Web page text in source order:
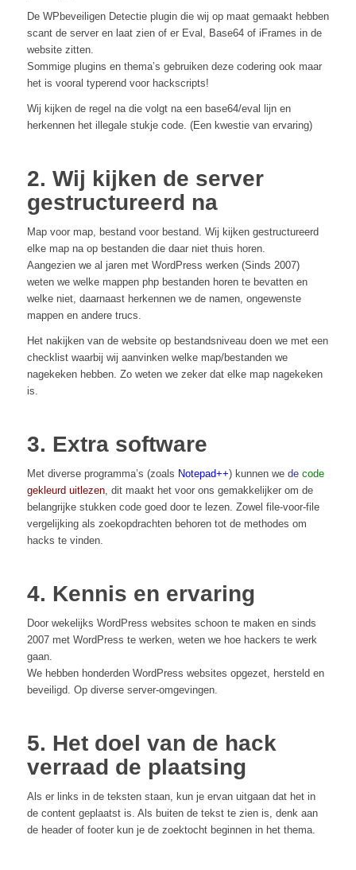
De WPbeveiligen Detectie plugin die wij op maat gemaakt hebben
scant de server en laat zien of er Eval, Base64 of iFrames in de
website zitten.
Sommige plugins en thema’s gebruiken deze codering ook maar
het is vooral typerend voor hackscripts!
Wij kijken de regel na die volgt na een base64/eval lijn en
herkennen het illegale stukje code. (Een kwestie van ervaring)
2. Wij kijken de server
gestructureerd na
Map voor map, bestand voor bestand. Wij kijken gestructureerd
elke map na op bestanden die daar niet thuis horen.
Aangezien we al jaren met WordPress werken (Sinds 2007)
weten we welke mappen php bestanden horen te bevatten en
welke niet, daarnaast herkennen we de namen, ongewenste
mappen en andere trucs.
Het nakijken van de website op bestandsniveau doen we met een
checklist waarbij wij aanvinken welke map/bestanden we
nagekeken hebben. Zo weten we zeker dat elke map nagekeken
is.
3. Extra software
Met diverse programma’s (zoals Notepad++) kunnen we de code
gekleurd uitlezen, dit maakt het voor ons gemakkelijker om de
belangrijke stukken code goed door te lezen. Zowel file-voor-file
vergelijking als zoekopdrachten behoren tot de methodes om
hacks te vinden.
4. Kennis en ervaring
Door wekelijks WordPress websites schoon te maken en sinds
2007 met WordPress te werken, weten we hoe hackers te werk
gaan.
We hebben honderden WordPress websites opgezet, hersteld en
beveiligd. Op diverse server-omgevingen.
5. Het doel van de hack
verraad de plaatsing
Als er links in de teksten staan, kun je ervan uitgaan dat het in
de content geplaatst is. Als buiten de tekst te zien is, denk aan
de header of footer kun je de zoektocht beginnen in het thema.